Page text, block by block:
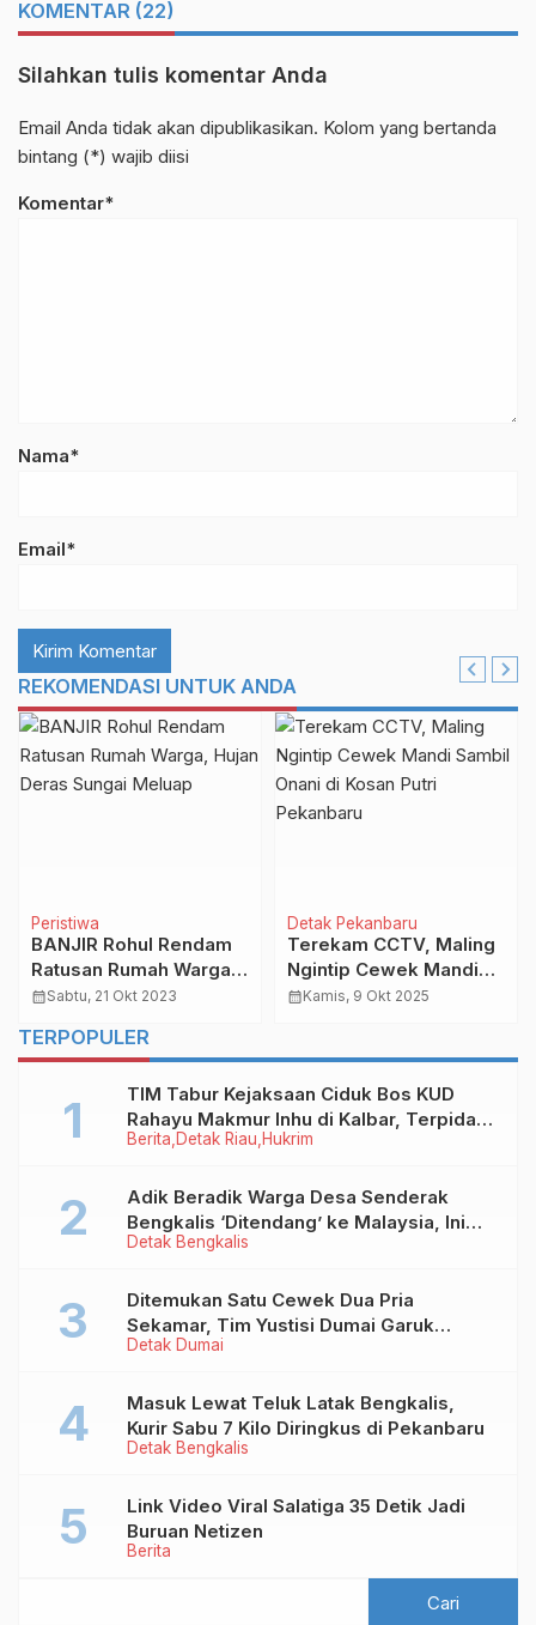
KOMENTAR (22)
Silahkan tulis komentar Anda
Email Anda tidak akan dipublikasikan. Kolom yang bertanda
bintang (*) wajib diisi
Komentar*
Nama*
Email*
REKOMENDASI UNTUK ANDA
Peristiwa
BANJIR Rohul Rendam
Ratusan Rumah Warga,
Hujan Deras Sungai
calendar_monthSabtu, 21 Okt 2023
Detak Pekanbaru
Terekam CCTV, Maling
Ngintip Cewek Mandi
Sambil Onani di Kosan
calendar_monthKamis, 9 Okt 2025
TERPOPULER
Berita Detak Riau Hukrim
TIM Tabur Kejaksaan Ciduk Bos KUD
Rahayu Makmur Inhu di Kalbar, Terpidana
Kredit Fiktif Rp2,8 M
Detak Bengkalis
Adik Beradik Warga Desa Senderak
Bengkalis ‘Ditendang’ ke Malaysia, Ini
Sebabnya!
Detak Dumai
Ditemukan Satu Cewek Dua Pria
Sekamar, Tim Yustisi Dumai Garuk
Puluhan Pasangan Mesum
Detak Bengkalis
Masuk Lewat Teluk Latak Bengkalis,
Kurir Sabu 7 Kilo Diringkus di Pekanbaru
Berita
Link Video Viral Salatiga 35 Detik Jadi
Buruan Netizen